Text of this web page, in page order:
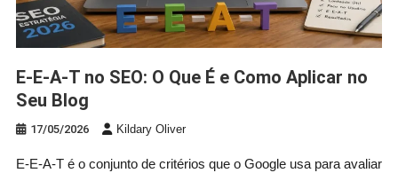
E-E-A-T no SEO: O Que É e Como Aplicar no
Seu Blog
17/05/2026 Kildary Oliver
E-E-A-T é o conjunto de critérios que o Google usa para avaliar